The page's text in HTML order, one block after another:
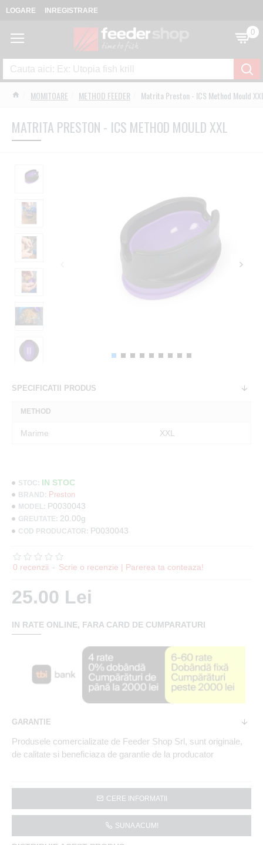
LOGARE INREGISTRARE
0
MOMITOARE METHOD FEEDER Matrita Preston - ICS Method Mould
MATRITA PRESTON - ICS METHOD MOULD XXL
SPECIFICATII PRODUS
METHOD
Marime XXL
STOC: IN STOC
BRAND: Preston
MODEL: P0030043
GREUTATE: 20.00g
COD PRODUCATOR: P0030043
0 recenzii - Scrie o recenzie | Parerea ta conteaza!
25.00 Lei
CERE INFORMATII
SUNA ACUM!
IN RATE ONLINE, FARA CARD DE CUMPARATURI
GARANTIE
Produsele comercializate de Feeder Shop Srl, sunt originale,
de calitate si beneficiaza de garantie de la producator